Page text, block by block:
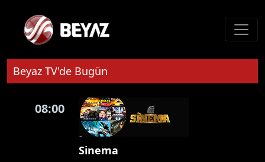
Beyaz TV'de Bugün
08:00
Sinema